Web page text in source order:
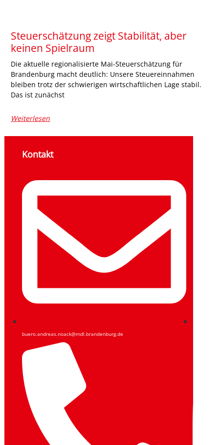
Steuerschätzung zeigt Stabilität, aber
keinen Spielraum
Die aktuelle regionalisierte Mai-Steuerschätzung für
Brandenburg macht deutlich: Unsere Steuereinnahmen
bleiben trotz der schwierigen wirtschaftlichen Lage stabil.
Das ist zunächst
Weiterlesen
Kontakt
buero.andreas.noack@mdl.brandenburg.de